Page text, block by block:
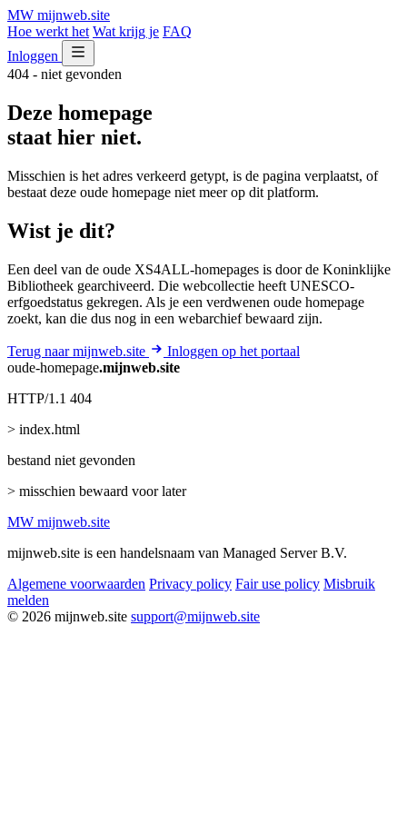
MW mijnweb.site
Hoe werkt het Wat krijg je FAQ
Inloggen
404 - niet gevonden
Deze homepage
staat hier niet.
Misschien is het adres verkeerd getypt, is de pagina verplaatst, of
bestaat deze oude homepage niet meer op dit platform.
Wist je dit?
Een deel van de oude XS4ALL-homepages is door de Koninklijke
Bibliotheek gearchiveerd. Die webcollectie heeft UNESCO-
erfgoedstatus gekregen. Als je een verdwenen oude homepage
zoekt, kan die dus nog in een webarchief bewaard zijn.
Terug naar mijnweb.site
Inloggen op het portaal
oude-homepage.mijnweb.site
HTTP/1.1 404
> index.html
bestand niet gevonden
> misschien bewaard voor later
MW mijnweb.site
mijnweb.site is een handelsnaam van Managed Server B.V.
Algemene voorwaarden Privacy policy Fair use policy Misbruik
melden
© 2026 mijnweb.site support@mijnweb.site